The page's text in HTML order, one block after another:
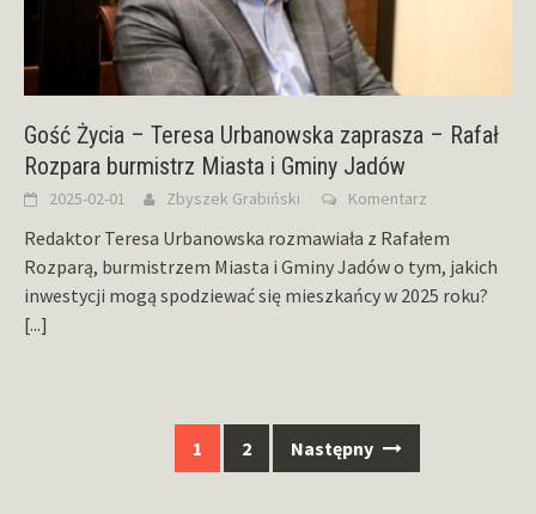
Gość Życia – Teresa Urbanowska zaprasza – Rafał
Rozpara burmistrz Miasta i Gminy Jadów
2025-02-01 Zbyszek Grabiński Komentarz
Redaktor Teresa Urbanowska rozmawiała z Rafałem
Rozparą, burmistrzem Miasta i Gminy Jadów o tym, jakich
inwestycji mogą spodziewać się mieszkańcy w 2025 roku?
[...]
1 2 Następny